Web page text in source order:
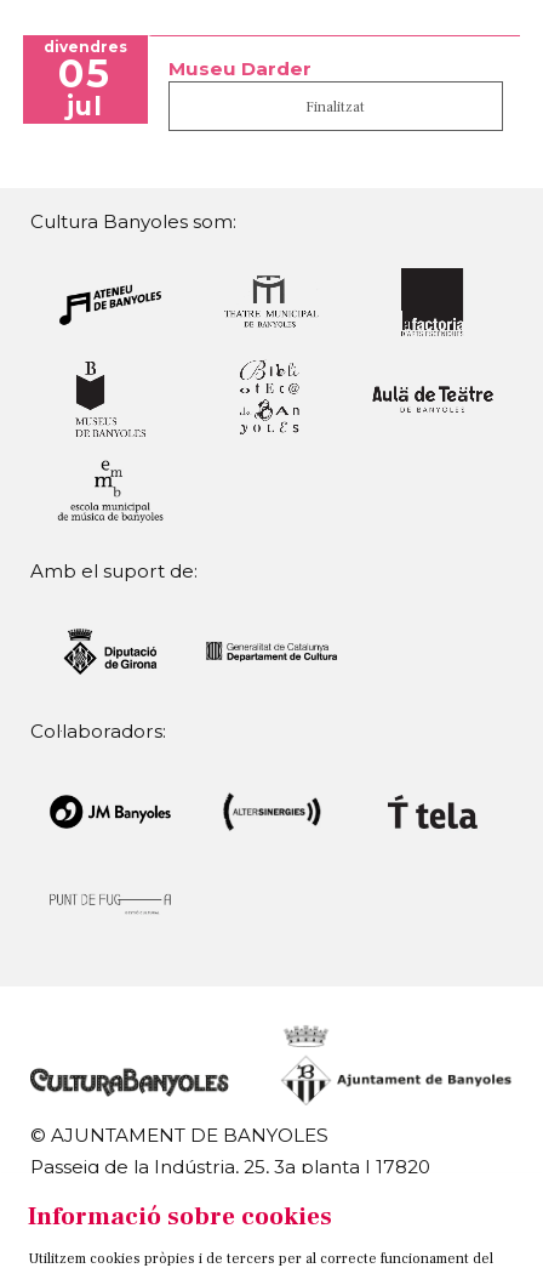
divendres
05
jul
Museu Darder
Finalitzat
Cultura Banyoles som:
Amb el suport de:
Col·laboradors:
© AJUNTAMENT DE BANYOLES
Passeig de la Indústria, 25, 3a planta | 17820
972 58 18 48 | 972 57 00 50
Informació sobre cookies
Utilitzem cookies pròpies i de tercers per al correcte funcionament del